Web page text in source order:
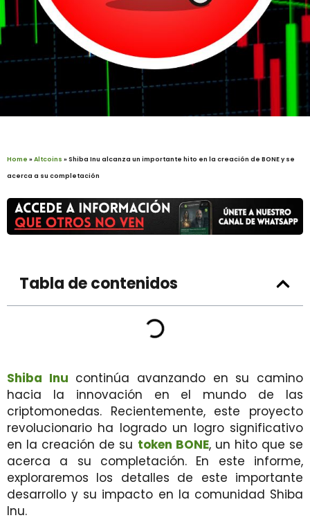
Home »Altcoins »Shiba Inu alcanza un importante hito en la creación de BONE y se
acerca a su completación
Tabla de contenidos
Shiba Inu continúa avanzando en su camino
hacia la innovación en el mundo de las
criptomonedas. Recientemente, este proyecto
revolucionario ha logrado un logro significativo
en la creación de su token BONE, un hito que se
acerca a su completación. En este informe,
exploraremos los detalles de este importante
desarrollo y su impacto en la comunidad Shiba
Inu.